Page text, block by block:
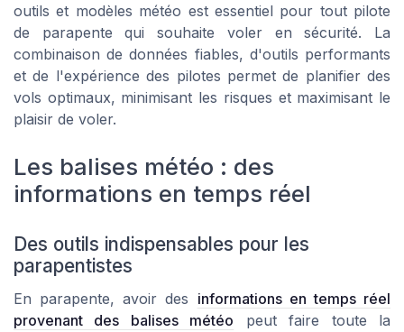
outils et modèles météo est essentiel pour tout pilote
de parapente qui souhaite voler en sécurité. La
combinaison de données fiables, d'outils performants
et de l'expérience des pilotes permet de planifier des
vols optimaux, minimisant les risques et maximisant le
plaisir de voler.
Les balises météo : des
informations en temps réel
Des outils indispensables pour les
parapentistes
En parapente, avoir des informations en temps réel
provenant des balises météo peut faire toute la